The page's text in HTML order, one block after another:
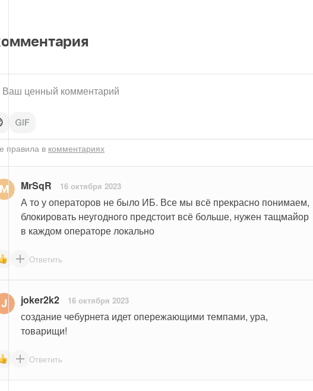
правила в комментариях
MrSqR 16 октября 2023
А то у операторов не было ИБ. Все мы всё прекрасно понимаем,
блокировать неугодного предстоит всё больше, нужен тащмайор
в каждом операторе локально
Ответить
joker2k2 16 октября 2023
создание чебурнета идет опережающими темпами, ура,
товарищи!
Ответить